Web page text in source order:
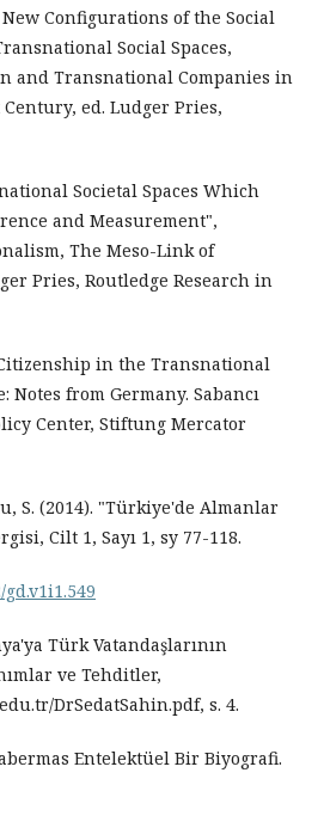
Configurations of the Social
Social Spaces,
and Transnational Companies in
ed. Ludger Pries,
Societal Spaces Which
and Measurement",
The Meso-Link of
Pries, Routledge Research in
in the Transnational
Notes from Germany. Sabancı
Center, Stiftung Mercator
S. (2014). "Türkiye'de Almanlar
Cilt 1, Sayı 1, sy 77-118.
Türk Vatandaşlarının
ve Tehditler,
DrSedatSahin.pdf‎, s. 4.
Entelektüel Bir Biyografi.